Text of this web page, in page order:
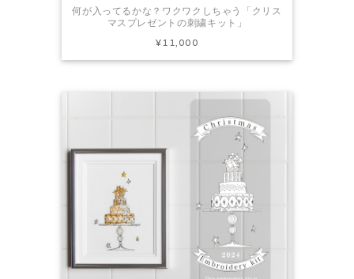
何が入ってるかな？ワクワクしちゃう「クリス
マスプレゼントの刺繍キット」
¥11,000